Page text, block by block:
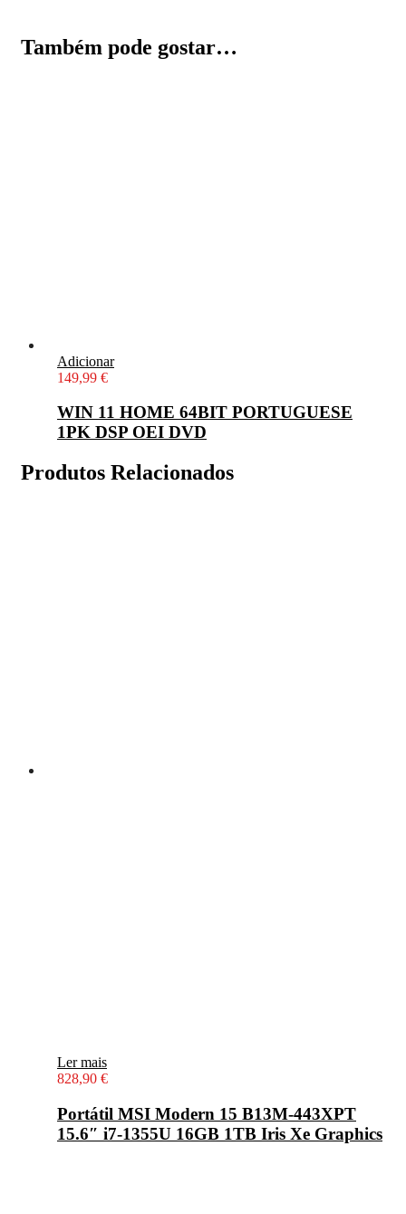
Também pode gostar…
Adicionar
149,99 €
WIN 11 HOME 64BIT PORTUGUESE
1PK DSP OEI DVD
Produtos Relacionados
Ler mais
828,90 €
Portátil MSI Modern 15 B13M-443XPT
15.6″ i7-1355U 16GB 1TB Iris Xe Graphics